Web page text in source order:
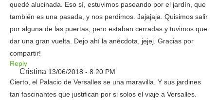
quedé alucinada. Eso sí, estuvimos paseando por el jardín, que
también es una pasada, y nos perdimos. Jajajaja. Quisimos salir
por alguna de las puertas, pero estaban cerradas y tuvimos que
dar una gran vuelta. Dejo ahí la anécdota, jejej. Gracias por
compartir!
Reply
Cristina 13/06/2018 - 8:20 PM
Cierto, el Palacio de Versalles se una maravilla. Y sus jardines
tan fascinantes que justifican por si solos el viaje a Versalles.